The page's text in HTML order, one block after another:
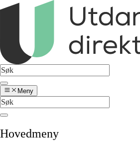
Meny
Hovedmeny